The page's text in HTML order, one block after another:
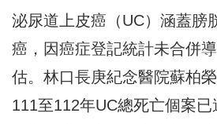
泌尿道上皮癌（UC）涵蓋膀
癌，因癌症登記統計未合併
估。林口長庚紀念醫院蘇柏
111至112年UC總死亡個案